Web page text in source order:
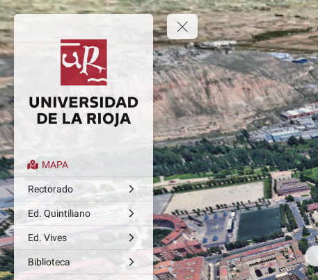
MAPA
Rectorado
Ed. Quintiliano
Ed. Vives
Biblioteca